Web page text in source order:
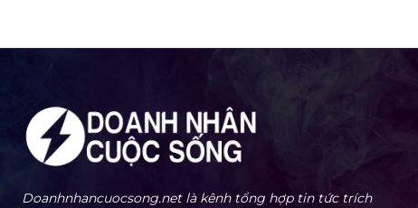
Doanhnhancuocsong.net là kênh tổng hợp tin tức trích